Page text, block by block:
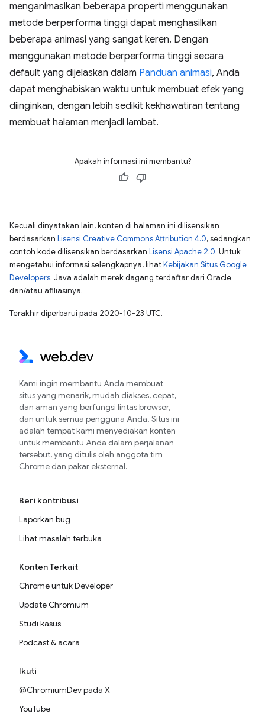
menganimasikan beberapa properti menggunakan
metode berperforma tinggi dapat menghasilkan
beberapa animasi yang sangat keren. Dengan
menggunakan metode berperforma tinggi secara
default yang dijelaskan dalam Panduan animasi, Anda
dapat menghabiskan waktu untuk membuat efek yang
diinginkan, dengan lebih sedikit kekhawatiran tentang
membuat halaman menjadi lambat.
Apakah informasi ini membantu?
Kecuali dinyatakan lain, konten di halaman ini dilisensikan
berdasarkan Lisensi Creative Commons Attribution 4.0, sedangkan
contoh kode dilisensikan berdasarkan Lisensi Apache 2.0. Untuk
mengetahui informasi selengkapnya, lihatKebijakan Situs Google
Developers. Java adalah merek dagang terdaftar dari Oracle
dan/atau afiliasinya.
Terakhir diperbarui pada 2020-10-23 UTC.
Kami ingin membantu Anda membuat
situs yang menarik, mudah diakses, cepat,
dan aman yang berfungsi lintas browser,
dan untuk semua pengguna Anda. Situs ini
adalah tempat kami menyediakan konten
untuk membantu Anda dalam perjalanan
tersebut, yang ditulis oleh anggota tim
Chrome dan pakar eksternal.
Beri kontribusi
Laporkan bug
Lihat masalah terbuka
Konten Terkait
Chrome untuk Developer
Update Chromium
Studi kasus
Podcast & acara
Ikuti
@ChromiumDev pada X
YouTube